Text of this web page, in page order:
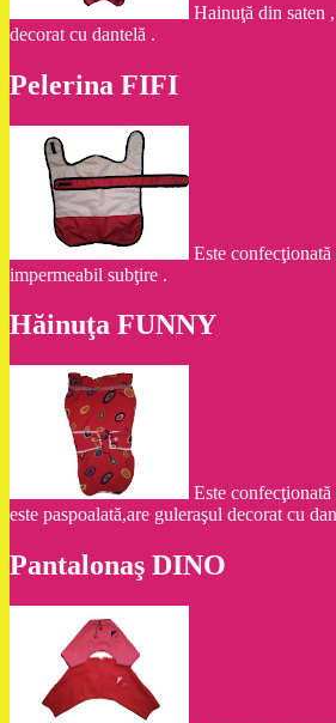
Hainuţă din saten
decorat cu dantelă .
Pelerina FIFI
Este
impermeabil subţire .
Hăinuţa FUNNY
Este
este paspoalată,are guleraşul decorat cu
Pantalonaş DINO